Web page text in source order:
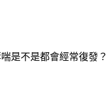
是不是都會經常復發？